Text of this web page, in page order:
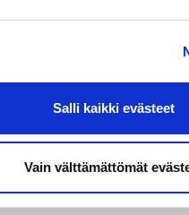
Salli kaikki evästeet
Vain välttämättömät